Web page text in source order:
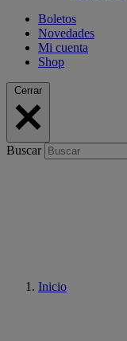
Boletos
Novedades
Mi cuenta
Shop
Cerrar
Buscar
Inicio